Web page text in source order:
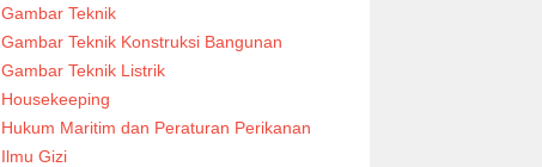
Gambar Teknik
Gambar Teknik Konstruksi Bangunan
Gambar Teknik Listrik
Housekeeping
Hukum Maritim dan Peraturan Perikanan
Ilmu Gizi